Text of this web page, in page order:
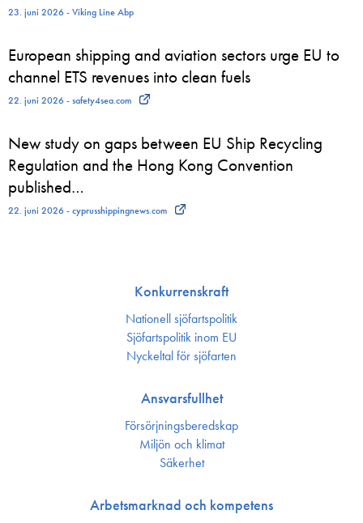
23. juni 2026 - Viking Line Abp
European shipping and aviation sectors urge EU to
channel ETS revenues into clean fuels
22. juni 2026 - safety4sea.com
New study on gaps between EU Ship Recycling
Regulation and the Hong Kong Convention
published…
22. juni 2026 - cyprusshippingnews.com
Konkurrenskraft
Nationell sjöfartspolitik
Sjöfarts­politik inom EU
Nyckeltal för sjöfarten
Ansvarsfullhet
Försörjnings­beredskap
Miljön och klimat
Säkerhet
Arbetsmarknad och kompetens